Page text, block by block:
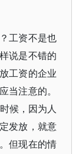
工资不是也
说是不错的
工资的企业
当注意的。
候，因为人
发放，就意
但现在的情